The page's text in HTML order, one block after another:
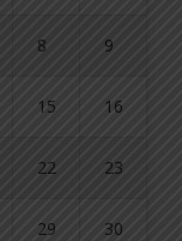
8 9
15 16
22 23
29 30